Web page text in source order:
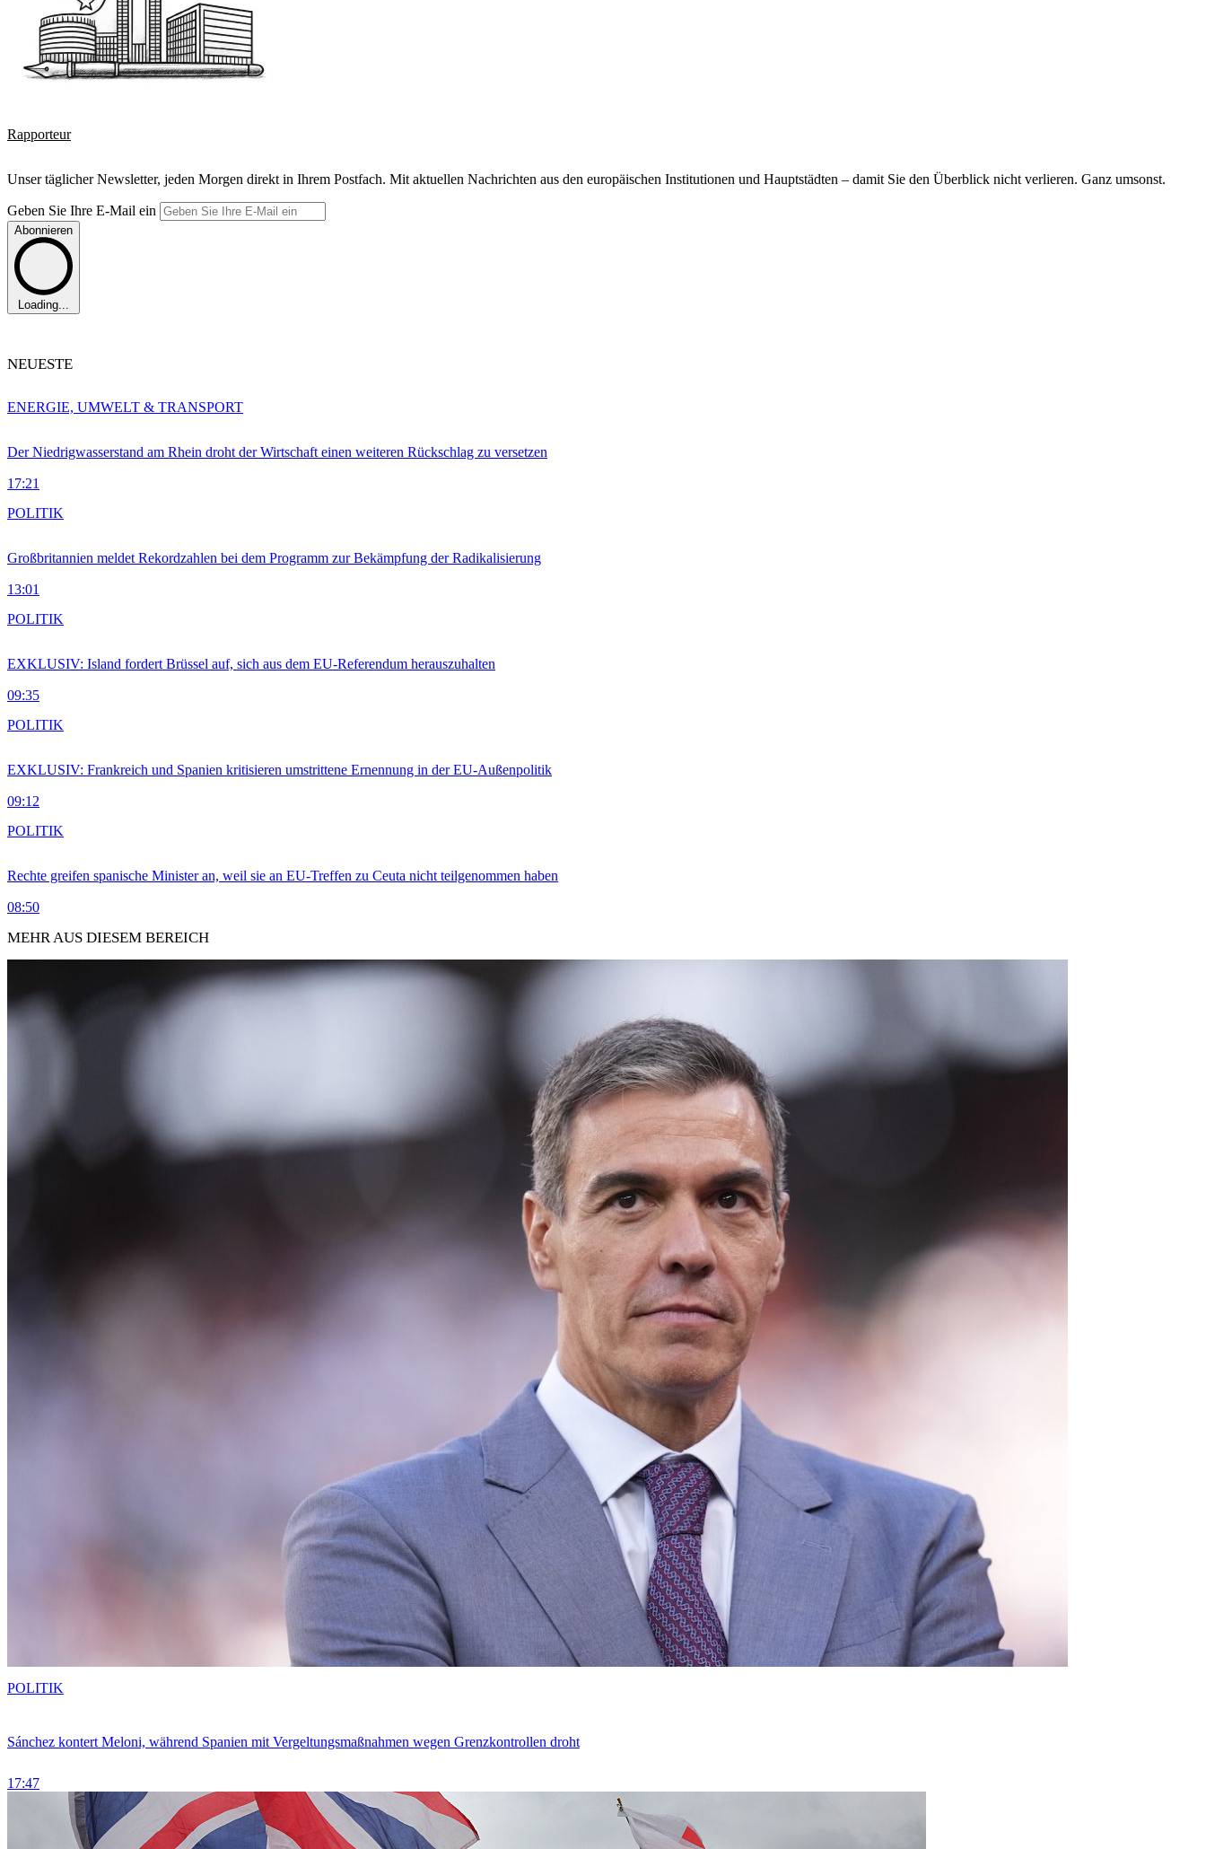
Rapporteur
Unser täglicher Newsletter, jeden Morgen direkt in Ihrem Postfach. Mit aktuellen Nachrichten aus den europäischen Institutionen und Hauptstädten – damit Sie den Überblick nicht verlieren. Ganz umsonst.
Geben Sie Ihre E-Mail ein
Abonnieren
Loading...
NEUESTE
Der Niedrigwasserstand am Rhein droht der Wirtschaft einen weiteren Rückschlag zu versetzen
17:21
ENERGIE, UMWELT & TRANSPORT
Großbritannien meldet Rekordzahlen bei dem Programm zur Bekämpfung der Radikalisierung
13:01
POLITIK
EXKLUSIV: Island fordert Brüssel auf, sich aus dem EU-Referendum herauszuhalten
09:35
POLITIK
EXKLUSIV: Frankreich und Spanien kritisieren umstrittene Ernennung in der EU-Außenpolitik
09:12
POLITIK
Rechte greifen spanische Minister an, weil sie an EU-Treffen zu Ceuta nicht teilgenommen haben
08:50
POLITIK
MEHR AUS DIESEM BEREICH
Sánchez kontert Meloni, während Spanien mit Vergeltungsmaßnahmen wegen Grenzkontrollen droht
17:47
POLITIK